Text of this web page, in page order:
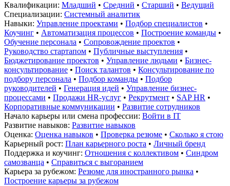
Квалификации: Младший • Средний • Старший • Ведущий
Специализации: Системный аналитик
Навыки: Управление проектами • Подбор специалистов •
Коучинг • Автоматизация процессов • Построение команды •
Обучение персонала • Сопровождение проектов •
Руководство стартапом • Публичные выступления •
Бюджетирование проектов • Управление людьми • Бизнес-
консультирование • Поиск талантов • Консультирование по
подбору персонала • Подбор команды • Подбор
руководителей • Генерация идей • Управление бизнес-
процессами • Продажи HR-услуг • Рекрутмент • SAP HR •
Корпоративные коммуникации • Развитие сотрудников
Начало карьеры или смена профессии: Войти в IT
Развитие навыков: Развитие навыков
Оценка: Оценка навыков • Проверка резюме • Сколько я стою
Карьерный рост: План карьерного роста • Личный бренд
Поддержка и коучинг: Отношения с коллективом • Синдром
самозванца • Справиться с выгоранием
Карьера за рубежом: Резюме для иностранного рынка •
Построение карьеры за рубежом